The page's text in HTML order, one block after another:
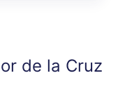
de la Cruz